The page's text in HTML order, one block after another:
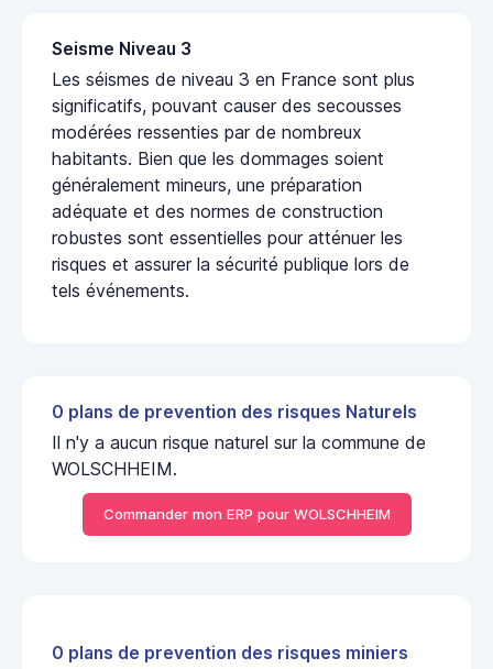
Seisme Niveau 3
Les séismes de niveau 3 en France sont plus
significatifs, pouvant causer des secousses
modérées ressenties par de nombreux
habitants. Bien que les dommages soient
généralement mineurs, une préparation
adéquate et des normes de construction
robustes sont essentielles pour atténuer les
risques et assurer la sécurité publique lors de
tels événements.
0 plans de prevention des risques Naturels
Il n'y a aucun risque naturel sur la commune de
WOLSCHHEIM.
Commander mon ERP pour WOLSCHHEIM
0 plans de prevention des risques miniers